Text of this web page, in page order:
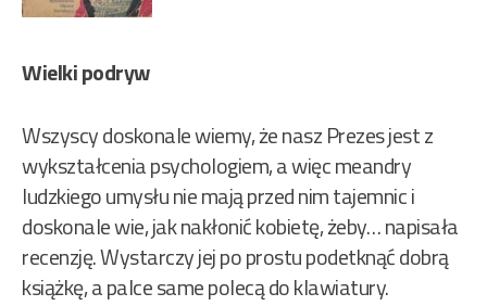
Wielki podryw
Wszyscy doskonale wiemy, że nasz Prezes jest z
wykształcenia psychologiem, a więc meandry
ludzkiego umysłu nie mają przed nim tajemnic i
doskonale wie, jak nakłonić kobietę, żeby… napisała
recenzję. Wystarczy jej po prostu podetknąć dobrą
książkę, a palce same polecą do klawiatury.